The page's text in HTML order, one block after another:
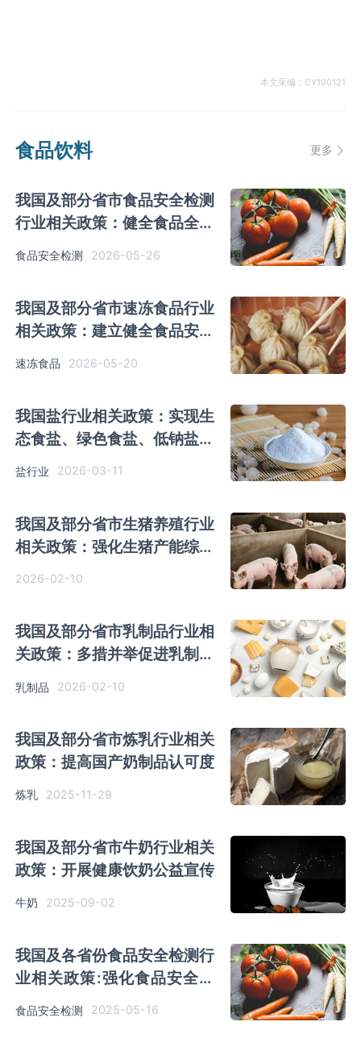
本文采编：CY100121
食品饮料 更多
我国及部分省市食品安全检测
行业相关政策：健全食品全链
条全过程监管机制
食品安全检测 2026-05-26
我国及部分省市速冻食品行业
相关政策：建立健全食品安全
管理制度
速冻食品 2026-05-20
我国盐行业相关政策：实现生
态食盐、绿色食盐、低钠盐等
食盐产品个性化、差异化开发
盐行业 2026-03-11
我国及部分省市生猪养殖行业
相关政策：强化生猪产能综合
2026-02-10
我国及部分省市乳制品行业相
关政策：多措并举促进乳制品
乳制品 2026-02-10
我国及部分省市炼乳行业相关
政策：提高国产奶制品认可度
炼乳 2025-11-29
我国及部分省市牛奶行业相关
政策：开展健康饮奶公益宣传
牛奶 2025-09-02
我国及各省份食品安全检测行
业相关政策:强化食品安全质
量安全监管
食品安全检测 2025-05-16